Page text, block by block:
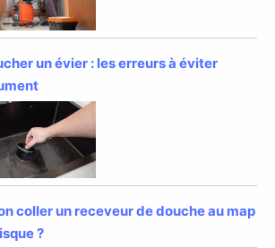
un évier : les erreurs à éviter
coller un receveur de douche au map
?